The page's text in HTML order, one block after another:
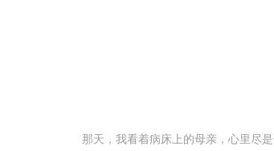
那天，我看着病床上的母亲，心里尽